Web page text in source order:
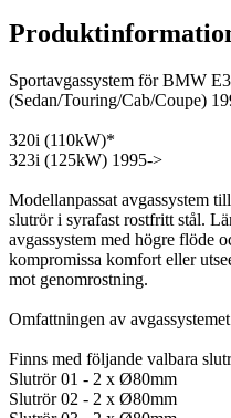
Sportavgassystem för BMW
(Sedan/Touring/Cab/Coupe)
320i (110kW)*
323i (125kW) 1995->
Modellanpassat avgassystem
slutrör i syrafast rostfritt stål.
avgassystem med högre flöde
kompromissa komfort eller
mot genomrostning.
Omfattningen av
Finns med följande valbara
Slutrör 01 - 2 x Ø80mm
Slutrör 02 - 2 x Ø80mm